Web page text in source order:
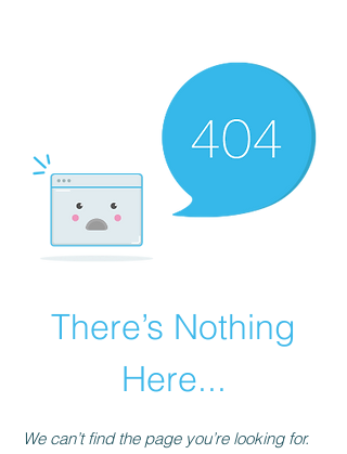
There’s Nothing
Here...
We can’t find the page you’re looking for.